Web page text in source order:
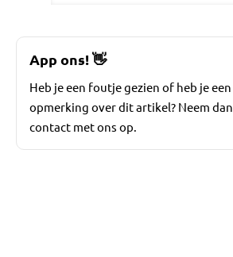
App ons!👋
Heb je een foutje gezien of heb je een
opmerking over dit artikel? Neem dan
contact met ons op.